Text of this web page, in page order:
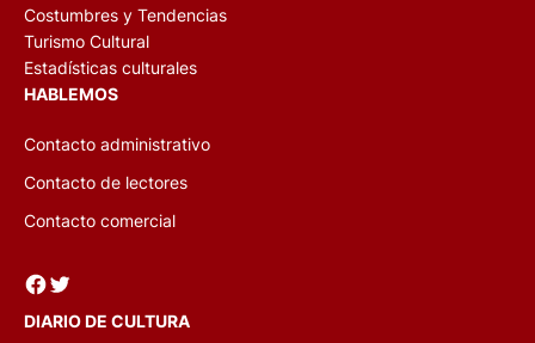
Costumbres y Tendencias
Turismo Cultural
Estadísticas culturales
HABLEMOS
Contacto administrativo
Contacto de lectores
Contacto comercial
Facebook Twitter
DIARIO DE CULTURA